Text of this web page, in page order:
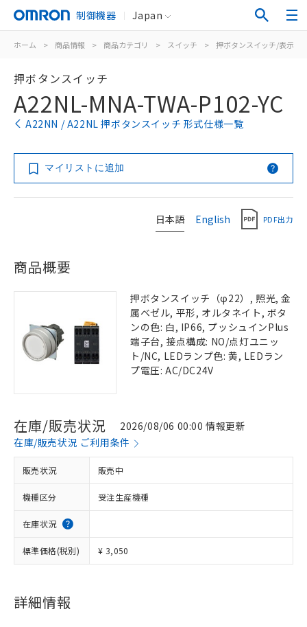
制御機器 Japan
ホーム > 商品情報 > 商品カテゴリ > スイッチ > 押ボタンスイッチ/表示灯
押ボタンスイッチ
A22NL-MNA-TWA-P102-YC
A22NN / A22NL 押ボタンスイッチ 形式仕様一覧
マイリストに追加
日本語 English PDF出力
商品概要
押ボタンスイッチ（φ22）, 照光, 金
属ベゼル, 平形, オルタネイト, ボタ
ンの色: 白, IP66, プッシュインPlus
端子台, 接点構成: NO/点灯ユニッ
ト/NC, LEDランプ色: 黄, LEDラン
プ電圧: AC/DC24V
在庫/販売状況
2026/08/06 00:00 情報更新
在庫/販売状況 ご利用条件
販売状況 販売中
機種区分 受注生産機種
在庫状況
標準価格(税別) ¥ 3,050
詳細情報